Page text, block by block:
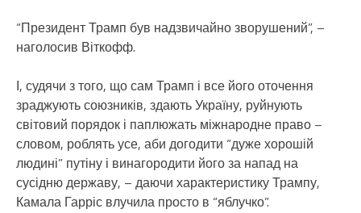
“Президент Трамп був надзвичайно зворушений”, –
наголосив Віткофф.
І, судячи з того, що сам Трамп і все його оточення
зраджують союзників, здають Україну, руйнують
світовий порядок і паплюжать міжнародне право –
словом, роблять усе, аби догодити “дуже хорошій
людині” путіну і винагородити його за напад на
сусідню державу, – даючи характеристику Трампу,
Камала Гарріс влучила просто в “яблучко”.